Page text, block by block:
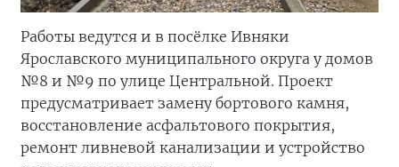
Работы ведутся и в посёлке Ивняки
Ярославского муниципального округа у домов
№8 и №9 по улице Центральной. Проект
предусматривает замену бортового камня,
восстановление асфальтового покрытия,
ремонт ливневой канализации и устройство